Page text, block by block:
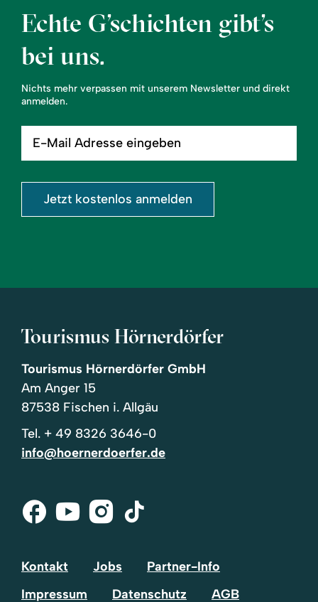
Echte G’schichten gibt’s
bei uns.
Nichts mehr verpassen mit unserem Newsletter und direkt
anmelden.
Mail
eingeben
Jetzt kostenlos anmelden
Tourismus Hörnerdörfer
Tourismus Hörnerdörfer GmbH
Am Anger 15
87538 Fischen i. Allgäu
Tel. + 49 8326 3646-0
info@hoernerdoerfer.de
Facebook
Youtube
Instagram
Tik-
Kontakt Jobs
Partner-Info
Impressum
Datenschutz AGB